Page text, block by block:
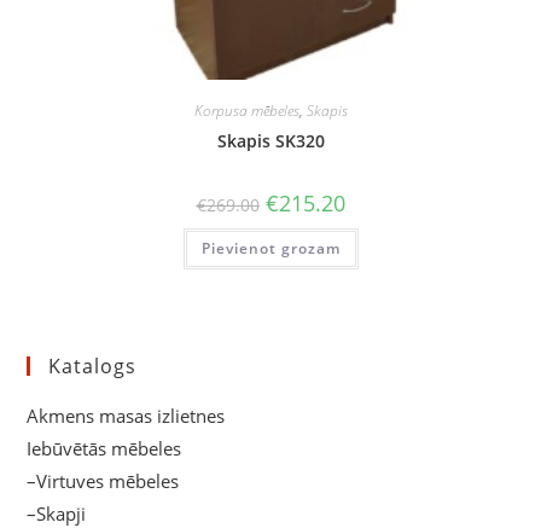
Korpusa mēbeles, Skapis
Skapis SK320
€269.00 Original
price
was:
€269.00.
€215.20Current
price
is:
Pievienot grozam
Katalogs
Akmens masas izlietnes
Iebūvētās mēbeles
–Virtuves mēbeles
–Skapji